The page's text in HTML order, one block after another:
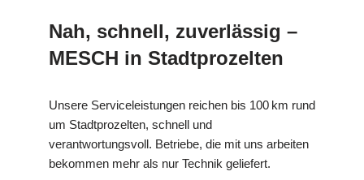
Nah, schnell, zuverlässig –
MESCH in Stadtprozelten
Unsere Serviceleistungen reichen bis 100 km rund
um Stadtprozelten, schnell und
verantwortungsvoll. Betriebe, die mit uns arbeiten
bekommen mehr als nur Technik geliefert.